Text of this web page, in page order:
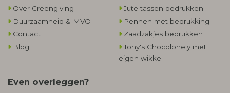
Over Greengiving
Duurzaamheid & MVO
Contact
Blog
Jute tassen bedrukken
Pennen met bedrukking
Zaadzakjes bedrukken
Tony's Chocolonely met
eigen wikkel
Even overleggen?